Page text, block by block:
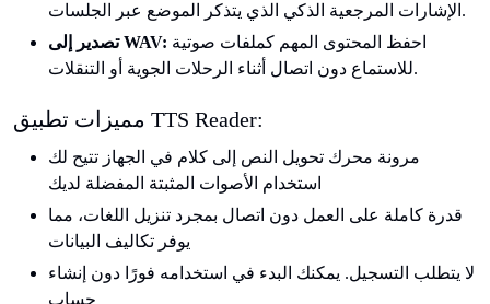
الإشارات المرجعية الذكي الذي يتذكر الموضع عبر الجلسات.
تصدير إلى WAV:
للاستماع دون اتصال أثناء الرحلات الجوية أو التنقلات.
مميزات تطبيق TTS Reader:
مرونة محرك تحويل النص إلى كلام في الجهاز تتيح لك
استخدام الأصوات المثبتة المفضلة لديك
قدرة كاملة على العمل دون اتصال بمجرد تنزيل اللغات، مما
يوفر تكاليف البيانات
لا يتطلب التسجيل. يمكنك البدء في استخدامه فورًا دون إنشاء
حساب